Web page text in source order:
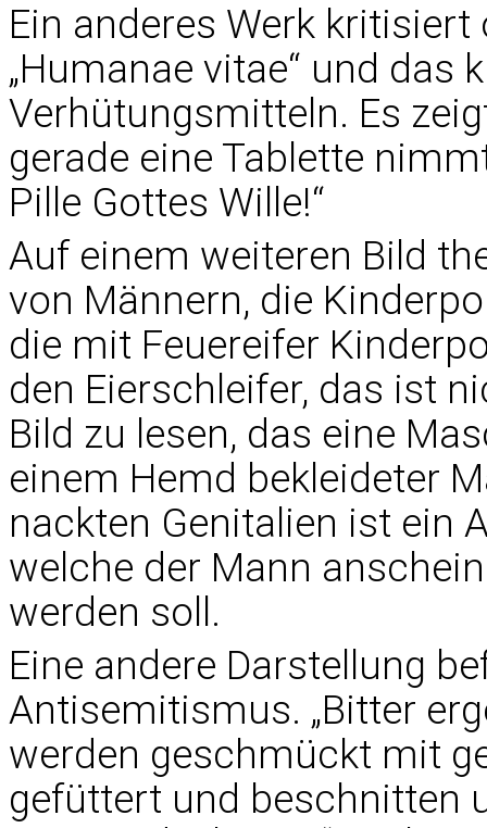
Ein anderes Werk
„Humanae vitae“ und das
Verhütungsmitteln. Es
gerade eine Tablette
Pille Gottes Wille!“
Auf einem weiteren Bild
von Männern, die
die mit Feuereifer
den Eierschleifer, das ist
Bild zu lesen, das eine
einem Hemd bekleideter
nackten Genitalien ist ein
welche der Mann
werden soll.
Eine andere Darstellung
Antisemitismus. „Bitter
werden geschmückt mit
gefüttert und beschnitten